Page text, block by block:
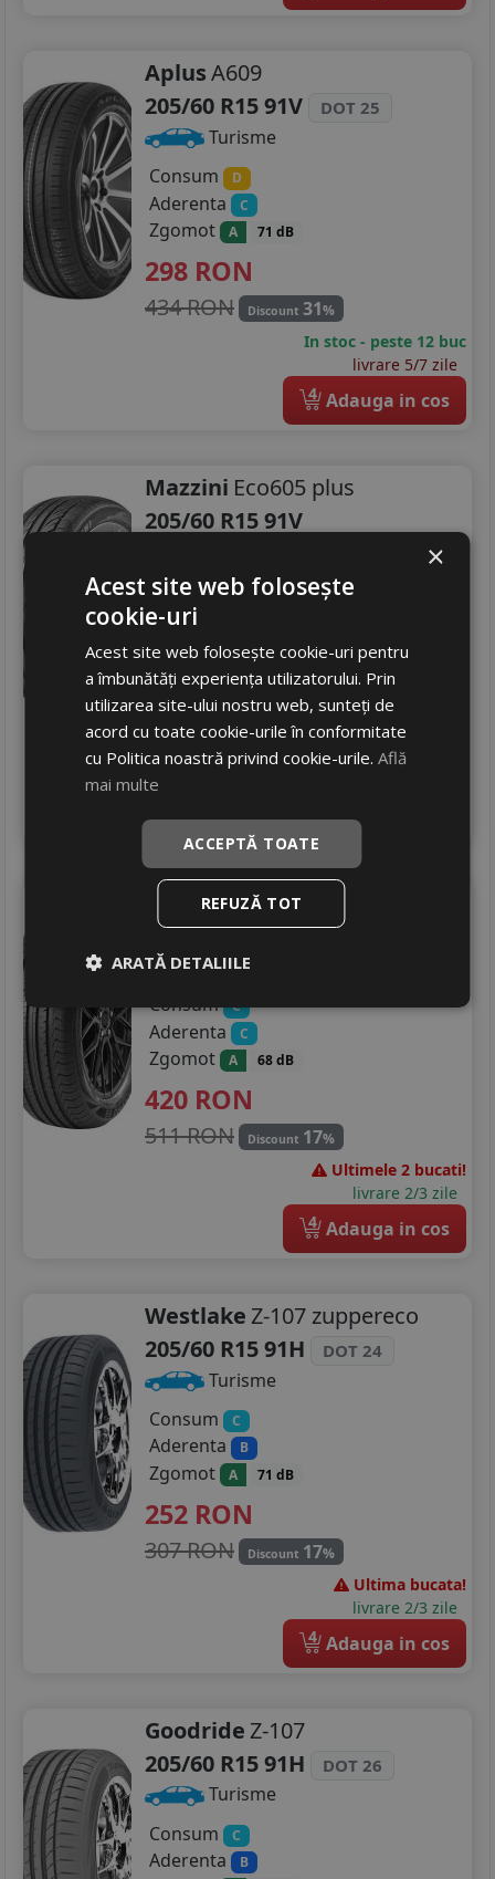
AplusA609
205/60 R15 91V
DOT 25
Turisme
Consum
D
Aderenta C
Zgomot A 71 dB
298 RON
434 RON Discount 31%
In stoc - peste 12 buc
livrare 5/7 zile
4 Adauga in cos
Mazzini Eco605 plus
205/60 R15 91V
Consum C
Aderenta
Zgomot A 70 dB
297RON
361 RON Discount 17%
Ultima bucata!
Adauga in cos
SonixEcopro 99
205/60 R15 91V
Turisme
Consum C
Aderenta C
Zgomot A 68 dB
420 RON
511 RON Discount 17%
Ultimele 2 bucati!
livrare 2/3 zile
4 Adauga in cos
WestlakeZ-107 zuppereco
205/60 R15 91H
DOT 24
Turisme
Consum
C
Aderenta B
Zgomot A 71 dB
252 RON
307 RON Discount 17%
Ultima bucata!
livrare 2/3 zile
4 Adauga in cos
GoodrideZ-107
205/60 R15 91H
DOT 26
Turisme
Consum
C
Aderenta B
×
Acest site web folosește
cookie-uri
Acest site web folosește cookie-uri pentru
a îmbunătăți experiența utilizatorului. Prin
utilizarea site-ului nostru web, sunteți de
acord cu toate cookie-urile în conformitate
cu Politica noastră privind cookie-urile.Află
mai multe
ACCEPTĂ TOATE
REFUZĂ TOT
ARATĂ DETALIILE